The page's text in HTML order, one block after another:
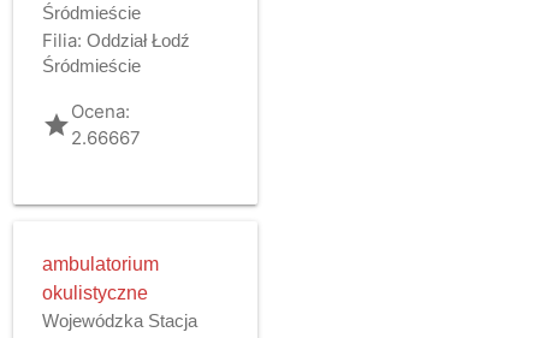
Śródmieście
Filia: Oddział Łodź
Śródmieście
gradeOcena:
2.66667
ambulatorium
okulistyczne
Wojewódzka Stacja